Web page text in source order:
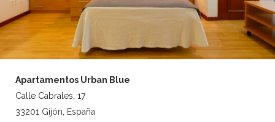
Apartamentos Urban Blue
Calle Cabrales, 17
33201 Gijón, España